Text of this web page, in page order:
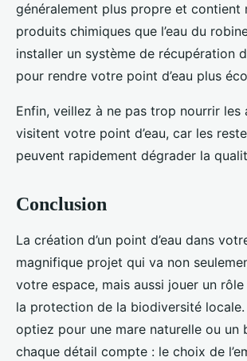
généralement plus propre et contient
produits chimiques que l’eau du
installer un système de récupération
pour rendre votre point d’eau plus
Enfin, veillez à ne pas trop nourrir les
visitent votre point d’eau, car les
peuvent rapidement dégrader la
Conclusion
La création d’un point d’eau dans
magnifique projet qui va non
votre espace, mais aussi jouer un
la protection de la biodiversité locale.
optiez pour une mare naturelle ou un
chaque détail compte : le choix de